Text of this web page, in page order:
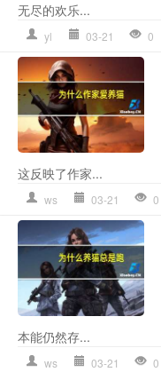
无尽的欢乐...
yl 03-21 0
这反映了作家...
ws 03-21 0
本能仍然存...
ws 03-21 0